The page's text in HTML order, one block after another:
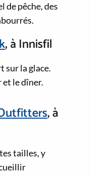
de pêche, des
, à Innisfil
sur la glace.
et le dîner.
, à
tailles, y